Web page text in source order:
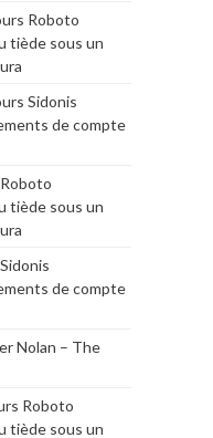
Roboto
tiède sous un
Sidonis
de compte
tiède sous un
de compte
Nolan – The
Roboto
tiède sous un